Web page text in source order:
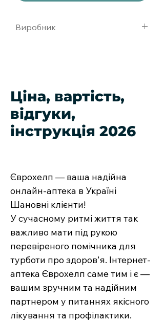
Виробник
Ціна, вартість,
відгуки,
інструкція 2026
Єврохелп — ваша надійна
онлайн-аптека в Україні
Шановні клієнти!
У сучасному ритмі життя так
важливо мати під рукою
перевіреного помічника для
турботи про здоров’я. Інтернет-
аптека Єврохелп саме тим і є —
вашим зручним та надійним
партнером у питаннях якісного
лікування та профілактики.